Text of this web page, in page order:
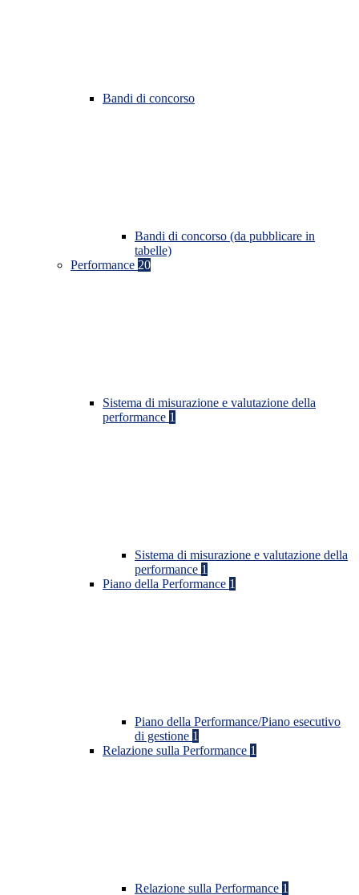
Bandi di concorso
Bandi di concorso (da pubblicare in
tabelle)
Performance 20
Sistema di misurazione e valutazione della
performance 1
Sistema di misurazione e valutazione della
performance 1
Piano della Performance 1
Piano della Performance/Piano esecutivo
di gestione 1
Relazione sulla Performance 1
Relazione sulla Performance 1